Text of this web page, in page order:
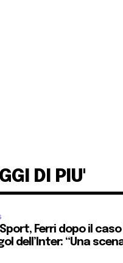
DI PIU'
Ferri dopo il
dell’Inter: “Una